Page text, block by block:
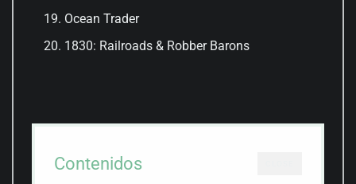
Ocean Trader
1830: Railroads & Robber Barons
Contenidos